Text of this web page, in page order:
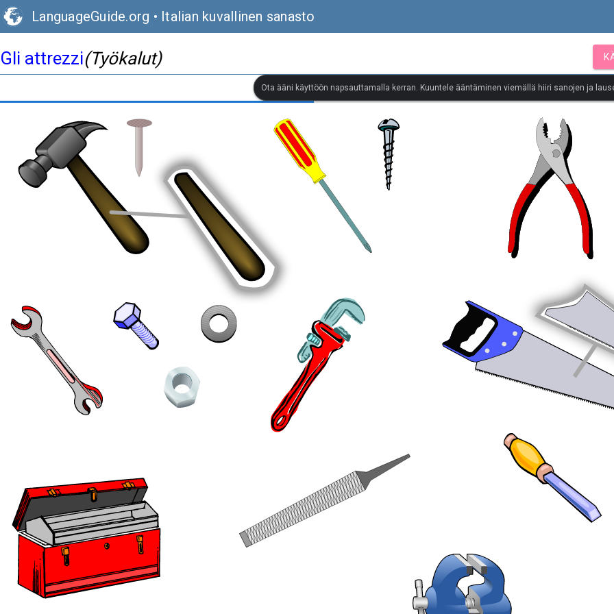
LanguageGuide.org • Italian kuvallinen sanasto
Gli attrezzi(Työkalut)
Ota ääni käyttöön napsauttamalla kerran. Kuuntele ääntäminen viemällä hiiri sanojen ja